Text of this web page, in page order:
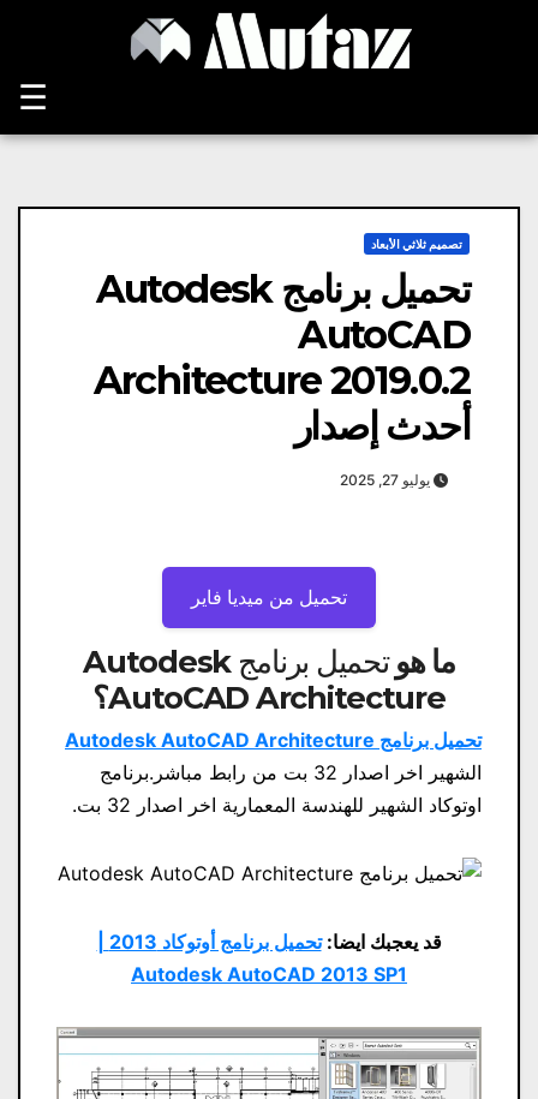
☰
تصميم ثلاثي الأبعاد
تحميل برنامج Autodesk
AutoCAD
Architecture 2019.0.2
أحدث إصدار
يوليو 27, 2025
تحميل من ميديا ​​فاير
ما هو
تحميل برنامج Autodesk
AutoCAD Architecture؟
تحميل برنامج Autodesk AutoCAD Architecture
الشهير اخر اصدار 32 بت من رابط مباشر.برنامج
اوتوكاد الشهير للهندسة المعمارية اخر اصدار 32 بت.
قد يعجبك ايضا:
Autodesk AutoCAD 2013 SP1